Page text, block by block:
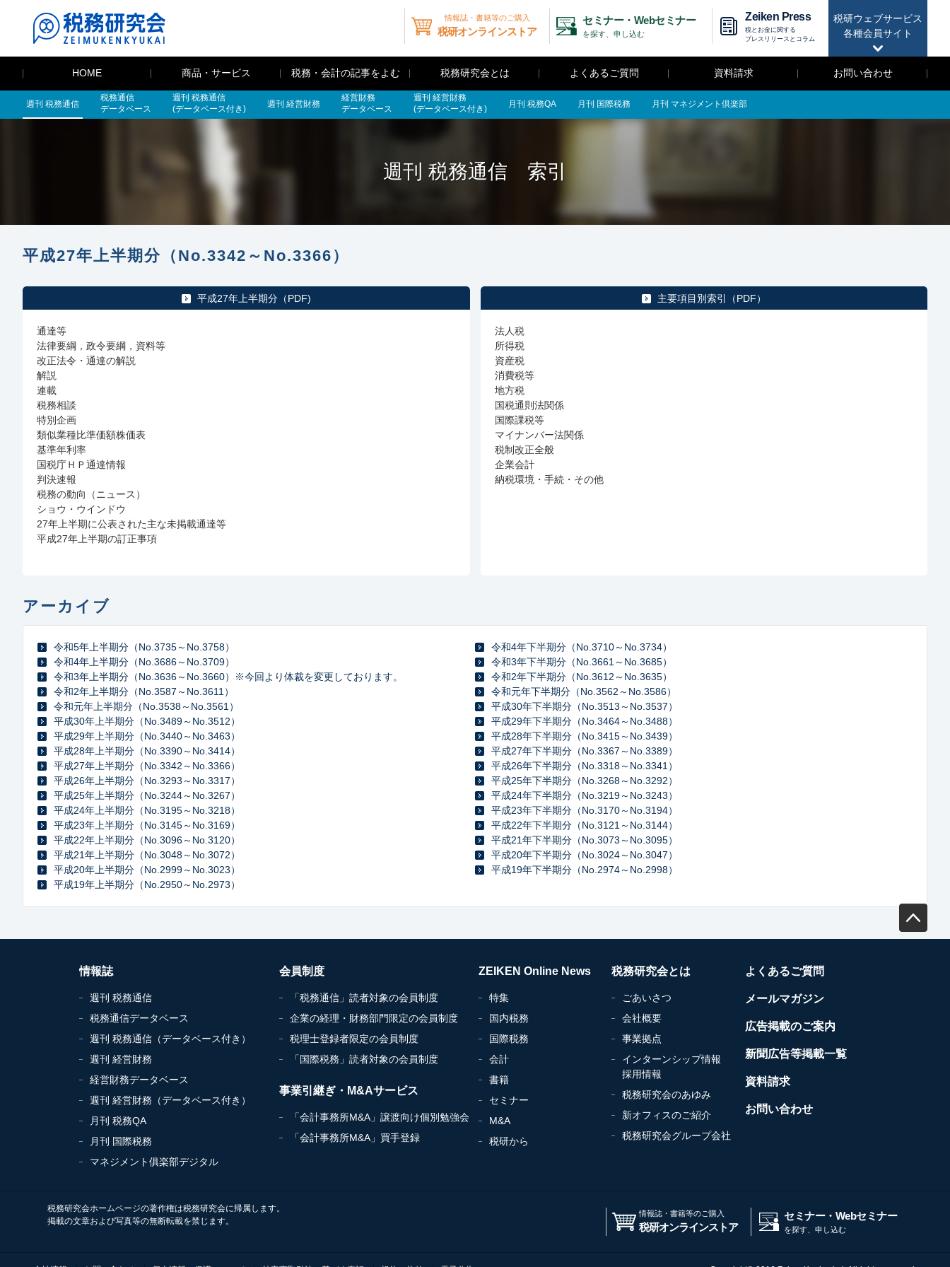
税研ウェブサービス
各種会員サイト
情報誌・書籍等のご購入
税研オンラインストア
セミナー・Webセミナー
を探す、申し込む
Zeiken Press
税とお金に関する
プレスリリースとコラム
HOME 商品・サービス 税務・会計の記事をよむ 税務研究会とは よくあるご質問 資料請求 お問い合わせ
週刊 税務通信
税務通信
データベース
週刊 税務通信
(データベース付き)
週刊 経営財務
経営財務
データベース
週刊 経営財務
(データベース付き)
月刊 税務QA 月刊 国際税務 月刊 マネジメント倶楽部
週刊 税務通信 索引
平成27年上半期分（No.3342～No.3366）
平成27年上半期分（PDF)
通達等
法律要綱，政令要綱，資料等
改正法令・通達の解説
解説
連載
税務相談
特別企画
類似業種比準価額株価表
基準年利率
国税庁ＨＰ通達情報
判決速報
税務の動向（ニュース）
ショウ・ウインドウ
27年上半期に公表された主な未掲載通達等
平成27年上半期の訂正事項
主要項目別索引（PDF）
法人税
所得税
資産税
消費税等
地方税
国税通則法関係
国際課税等
マイナンバー法関係
税制改正全般
企業会計
納税環境・手続・その他
アーカイブ
令和5年上半期分（No.3735～No.3758）
令和4年下半期分（No.3710～No.3734）
令和4年上半期分（No.3686～No.3709）
令和3年下半期分（No.3661～No.3685）
令和3年上半期分（No.3636～No.3660）※今回より体裁を変更しております。
令和2年下半期分（No.3612～No.3635）
令和2年上半期分（No.3587～No.3611）
令和元年下半期分（No.3562～No.3586）
令和元年上半期分（No.3538～No.3561）
平成30年下半期分（No.3513～No.3537）
平成30年上半期分（No.3489～No.3512）
平成29年下半期分（No.3464～No.3488）
平成29年上半期分（No.3440～No.3463）
平成28年下半期分（No.3415～No.3439）
平成28年上半期分（No.3390～No.3414）
平成27年下半期分（No.3367～No.3389）
平成27年上半期分（No.3342～No.3366）
平成26年下半期分（No.3318～No.3341）
平成26年上半期分（No.3293～No.3317）
平成25年下半期分（No.3268～No.3292）
平成25年上半期分（No.3244～No.3267）
平成24年下半期分（No.3219～No.3243）
平成24年上半期分（No.3195～No.3218）
平成23年下半期分（No.3170～No.3194）
平成23年上半期分（No.3145～No.3169）
平成22年下半期分（No.3121～No.3144）
平成22年上半期分（No.3096～No.3120）
平成21年下半期分（No.3073～No.3095）
平成21年上半期分（No.3048～No.3072）
平成20年下半期分（No.3024～No.3047）
平成20年上半期分（No.2999～No.3023）
平成19年下半期分（No.2974～No.2998）
平成19年上半期分（No.2950～No.2973）
情報誌
週刊 税務通信
税務通信データベース
週刊 税務通信（データベース付き）
週刊 経営財務
経営財務データベース
週刊 経営財務（データベース付き）
月刊 税務QA
月刊 国際税務
マネジメント俱楽部デジタル
会員制度
「税務通信」読者対象の会員制度
企業の経理・財務部門限定の会員制度
税理士登録者限定の会員制度
「国際税務」読者対象の会員制度
事業引継ぎ・M&Aサービス
「会計事務所M&A」譲渡向け個別勉強会
「会計事務所M&A」買手登録
ZEIKEN Online News
特集
国内税務
国際税務
会計
書籍
セミナー
M&A
税研から
税務研究会とは
ごあいさつ
会社概要
事業拠点
インターンシップ情報
採用情報
税務研究会のあゆみ
新オフィスのご紹介
税務研究会グループ会社
よくあるご質問
メールマガジン
広告掲載のご案内
新聞広告等掲載一覧
資料請求
お問い合わせ
税務研究会ホームページの著作権は税務研究会に帰属します。
掲載の文章および写真等の無断転載を禁じます。
情報誌・書籍等のご購入
税研オンラインストア
セミナー・Webセミナー
を探す、申し込む